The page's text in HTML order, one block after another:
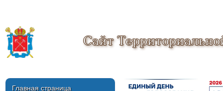
Сайт
Главная страница